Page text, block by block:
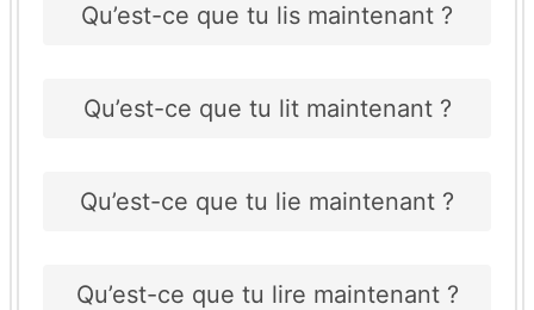
Qu’est-ce que tu lis maintenant ?
Qu’est-ce que tu lit maintenant ?
Qu’est-ce que tu lie maintenant ?
Qu’est-ce que tu lire maintenant ?